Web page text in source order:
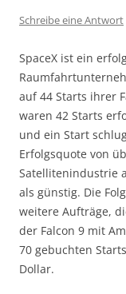
Schreibe eine Antwort
SpaceX ist ein
auf 44 Starts ihrer
waren 42 Starts
und ein Start
Erfolgsquote von
Satellitenindustrie
als günstig. Die
weitere Aufträge,
der Falcon 9 mit
70 gebuchten
Dollar.